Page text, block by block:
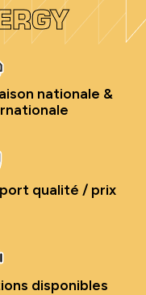
nationale &
qualité / prix
disponibles